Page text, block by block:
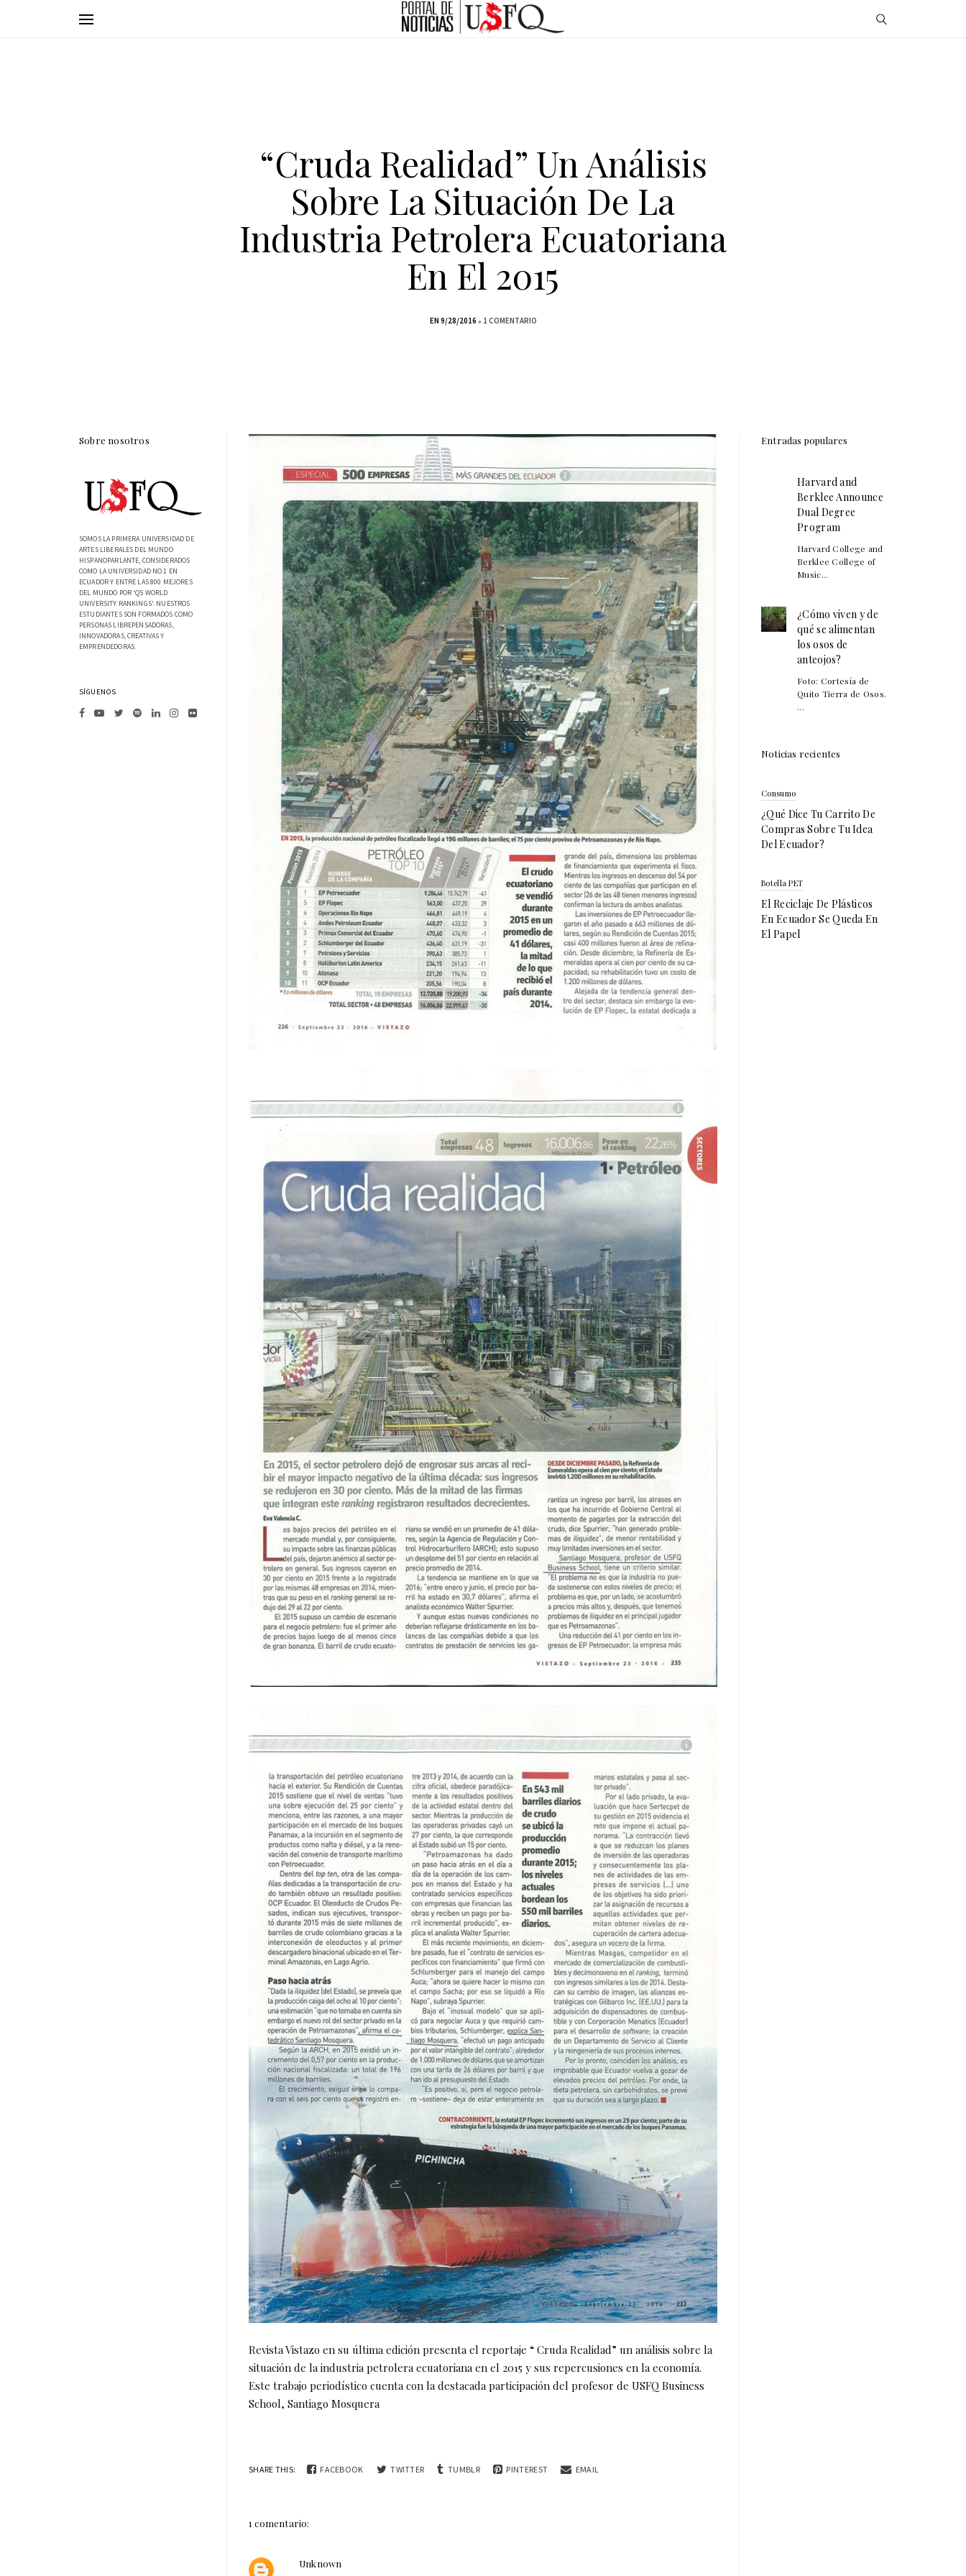
“Cruda Realidad” Un Análisis
Sobre La Situación De La
Industria Petrolera Ecuatoriana
En El 2015
EN 9/28/2016 1 COMENTARIO
Revista Vistazo en su última edición presenta el reportaje “ Cruda Realidad” un análisis sobre la
situación de la industria petrolera ecuatoriana en el 2015 y sus repercusiones en la economía.
Este trabajo periodístico cuenta con la destacada participación del profesor de USFQ Business
School, Santiago Mosquera
SHARE THIS: FACEBOOK TWITTER TUMBLR PINTEREST EMAIL
1 comentario:
Unknown
Sobre nosotros
SOMOS LA PRIMERA UNIVERSIDAD DE
ARTES LIBERALES DEL MUNDO
HISPANOPARLANTE, CONSIDERADOS
COMO LA UNIVERSIDAD NO.1 EN
ECUADOR Y ENTRE LAS 800 MEJORES
DEL MUNDO POR 'QS WORLD
UNIVERSITY RANKINGS'. NUESTROS
ESTUDIANTES SON FORMADOS COMO
PERSONAS LIBREPENSADORAS,
INNOVADORAS, CREATIVAS Y
EMPRENDEDORAS.
SÍGUENOS
Entradas populares
Harvard and
Berklee Announce
Dual Degree
Program
Harvard College and
Berklee College of
Music...
¿Cómo viven y de
qué se alimentan
los osos de
anteojos?
Foto: Cortesía de
Quito Tierra de Osos.
...
Noticias recientes
Consumo
¿Qué Dice Tu Carrito De
Compras Sobre Tu Idea
Del Ecuador?
Botella PET
El Reciclaje De Plásticos
En Ecuador Se Queda En
El Papel